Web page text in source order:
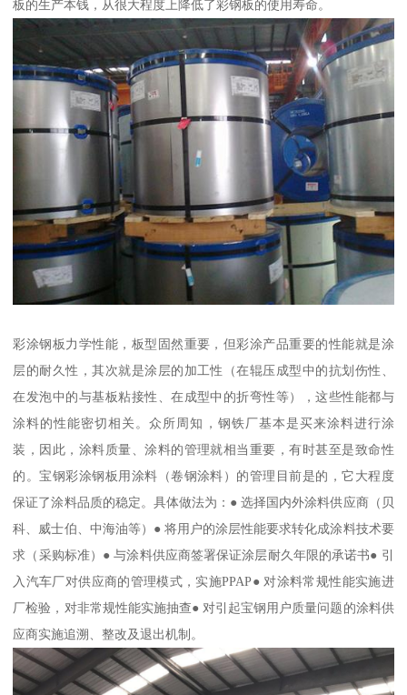
板的生产本钱，从很大程度上降低了彩钢板的使用寿命。
彩涂钢板力学性能，板型固然重要，但彩涂产品重要的性能就是涂
层的耐久性，其次就是涂层的加工性（在辊压成型中的抗划伤性、
在发泡中的与基板粘接性、在成型中的折弯性等），这些性能都与
涂料的性能密切相关。众所周知，钢铁厂基本是买来涂料进行涂
装，因此，涂料质量、涂料的管理就相当重要，有时甚至是致命性
的。宝钢彩涂钢板用涂料（卷钢涂料）的管理目前是的，它大程度
保证了涂料品质的稳定。具体做法为：● 选择国内外涂料供应商（贝
科、威士伯、中海油等）● 将用户的涂层性能要求转化成涂料技术要
求（采购标准）● 与涂料供应商签署保证涂层耐久年限的承诺书● 引
入汽车厂对供应商的管理模式，实施PPAP● 对涂料常规性能实施进
厂检验，对非常规性能实施抽查● 对引起宝钢用户质量问题的涂料供
应商实施追溯、整改及退出机制。